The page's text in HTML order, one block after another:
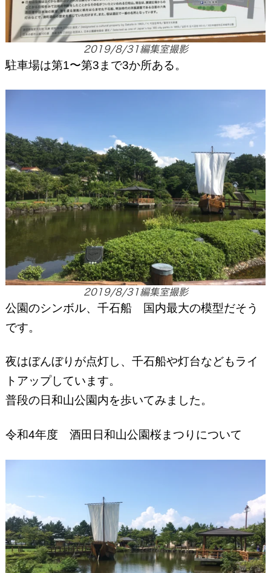
2019/8/31編集室撮影
駐車場は第1〜第3まで3か所ある。
2019/8/31編集室撮影
公園のシンボル、千石船 国内最大の模型だそう
です。
夜はぼんぼりが点灯し、千石船や灯台などもライ
トアップしています。
普段の日和山公園内を歩いてみました。
令和4年度 酒田日和山公園桜まつりについて